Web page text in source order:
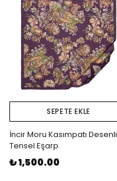
SEPETE EKLE
İncir Moru Kasımpatı Desenli
Tensel Eşarp
₺ 1,500.00